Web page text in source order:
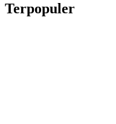
Terpopuler